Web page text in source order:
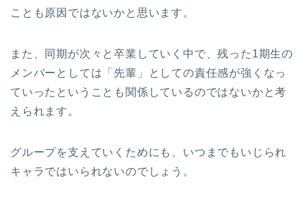
ことも原因ではないかと思います。
また、同期が次々と卒業していく中で、残った1期生の
メンバーとしては「先輩」としての責任感が強くなっ
ていったということも関係しているのではないかと考
えられます。
グループを支えていくためにも、いつまでもいじられ
キャラではいられないのでしょう。